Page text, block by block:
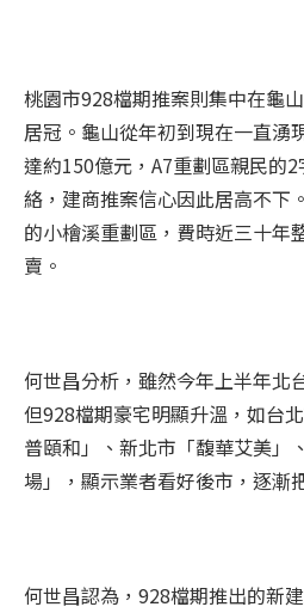
桃園市928檔期推案則集中在龜
居冠。龜山從年初到現在一直湧
達約150億元，A7重劃區親民的
絡，建商推案信心因此居高不下
的小檜溪重劃區，費時近三十年
賣。
何世昌分析，雖然今年上半年北
但928檔期豪宅明顯升溫，如台
普頤和」、新北市「馥華艾美」
場」，顯示業者看好後市，逐漸
何世昌認為，928檔期推出的新